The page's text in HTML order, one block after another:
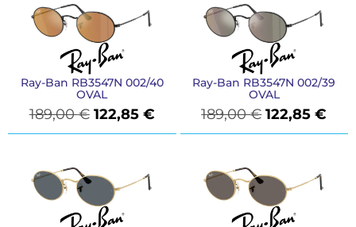
Ray-Ban RB3547N 002/40
OVAL
189,00€ 122,85 €
Ray-Ban RB3547N 002/39
OVAL
189,00€ 122,85€